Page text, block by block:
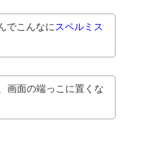
でこんなに スペルミス
画面の端っこに置くな